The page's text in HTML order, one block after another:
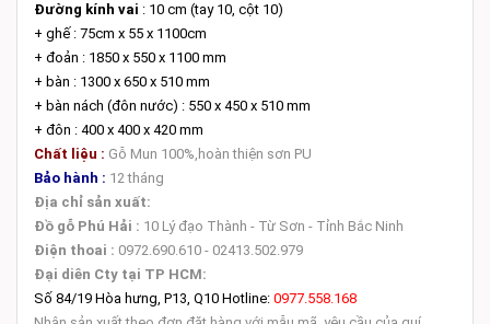
Đường kính vai : 10 cm (tay 10, cột 10)
+ ghế : 75cm x 55 x 1100cm
+ đoản : 1850 x 550 x 1100 mm
+ bàn : 1300 x 650 x 510 mm
+ bàn nách (đôn nước) : 550 x 450 x 510 mm
+ đôn : 400 x 400 x 420 mm
Chất liệu : Gỗ Mun 100%,hoàn thiện sơn PU
Bảo hành : 12 tháng
Địa chỉ sản xuất:
Đồ gỗ Phú Hải : 10 Lý đạo Thành - Từ Sơn - Tỉnh Bắc Ninh
Điện thoai : 0972.690.610 - 02413.502.979
Đại diên Cty tại TP HCM:
Số 84/19 Hòa hưng, P13, Q10 Hotline: 0977.558.168